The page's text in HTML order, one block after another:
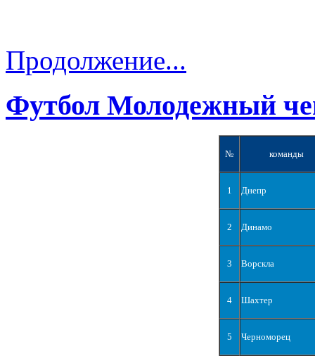
Продолжение...
Футбол Молодежный
№ команды
1 Днепр
2 Динамо
3 Ворскла
4 Шахтер
5 Черноморец